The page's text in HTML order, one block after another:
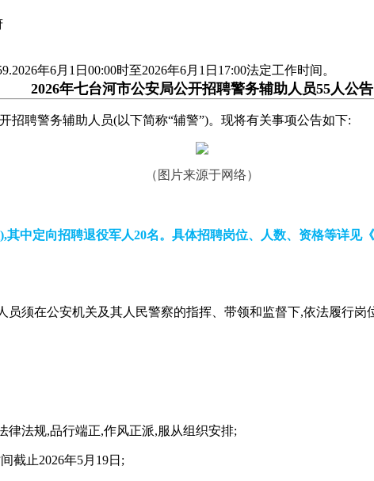
年6月1日00:00时至2026年6月1日17:00法定工作时间。
2026年七台河市公安局公开招聘警务辅助人员55人公告
招聘警务辅助人员(以下简称“辅警”)。现将有关事项公告如下:
（ 图片来源于网络）
中定向招聘退役军人20名。具体招聘岗位、人数、资格等详见
须在公安机关及其人民警察的指挥、带领和监督下,依法履行岗
律法规,品行端正,作风正派,服从组织安排;
截止2026年5月19日;